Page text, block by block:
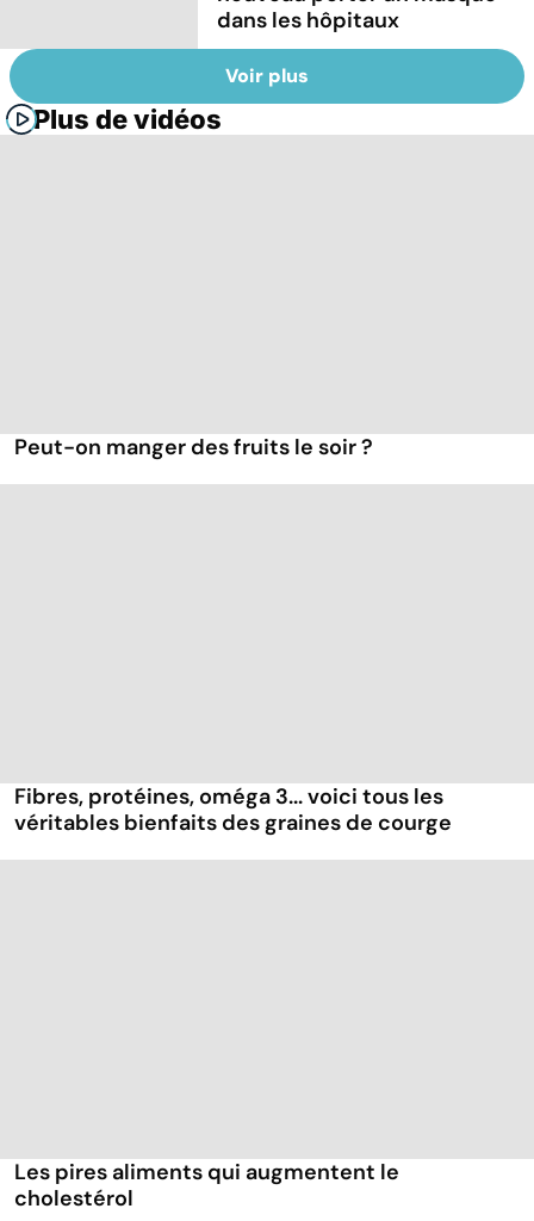
dans les hôpitaux
Voir plus
Plus de vidéos
Peut-on manger des fruits le soir ?
Fibres, protéines, oméga 3... voici tous les
véritables bienfaits des graines de courge
Les pires aliments qui augmentent le
cholestérol